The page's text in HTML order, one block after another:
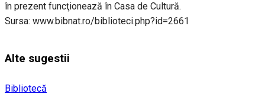
în prezent funcţionează în Casa de Cultură.
Sursa: www.bibnat.ro/biblioteci.php?id=2661
Alte sugestii
Bibliotecă